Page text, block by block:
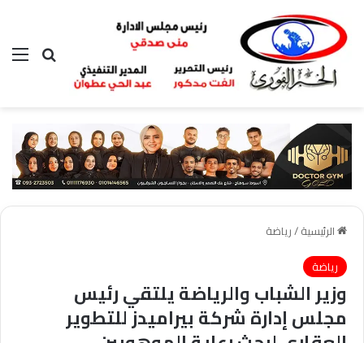
بحث عن
الرئيسية/رياضة
رياضة
وزير الشباب والرياضة يلتقي رئيس
مجلس إدارة شركة بيراميدز للتطوير